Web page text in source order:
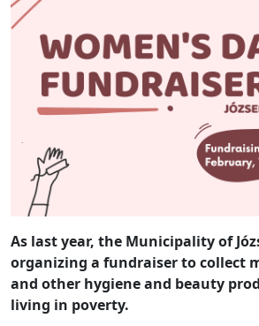
As last year, the Municipality of
organizing a fundraiser to collect
and other hygiene and beauty
living in poverty.